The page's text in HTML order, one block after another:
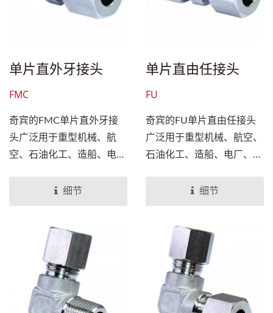
单片直外牙接头
FMC
奇宾的FMC单片直外牙接
头广泛用于重型机械、航
空、石油化工、造船、电
道，亦可运用于气体的管
道。
细节
单片直由任接头
FU
奇宾的FU单片直由任接头
广泛用于重型机械、航空、
石油化工、造船、电厂、太
可运用于气体的管道。
细节